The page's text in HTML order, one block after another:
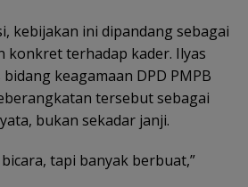
kebijakan ini dipandang sebagai
konkret terhadap kader. Ilyas
keagamaan DPD PMPB
tersebut sebagai
bukan sekadar janji.
tapi banyak berbuat,”